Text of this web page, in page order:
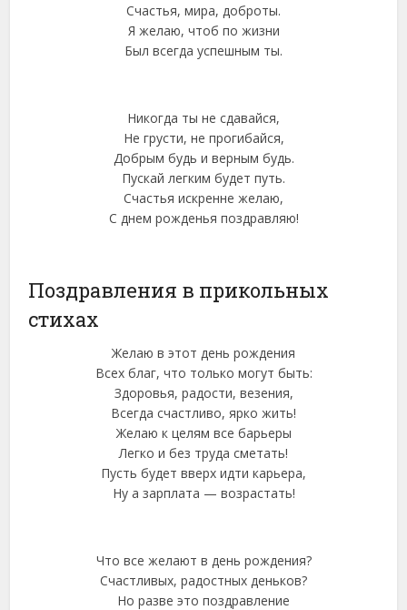
Счастья, мира, доброты.
Я желаю, чтоб по жизни
Был всегда успешным ты.
Никогда ты не сдавайся,
Не грусти, не прогибайся,
Добрым будь и верным будь.
Пускай легким будет путь.
Счастья искренне желаю,
С днем рожденья поздравляю!
Поздравления в прикольных
стихах
Желаю в этот день рождения
Всех благ, что только могут быть:
Здоровья, радости, везения,
Всегда счастливо, ярко жить!
Желаю к целям все барьеры
Легко и без труда сметать!
Пусть будет вверх идти карьера,
Ну а зарплата — возрастать!
Что все желают в день рождения?
Счастливых, радостных деньков?
Но разве это поздравление